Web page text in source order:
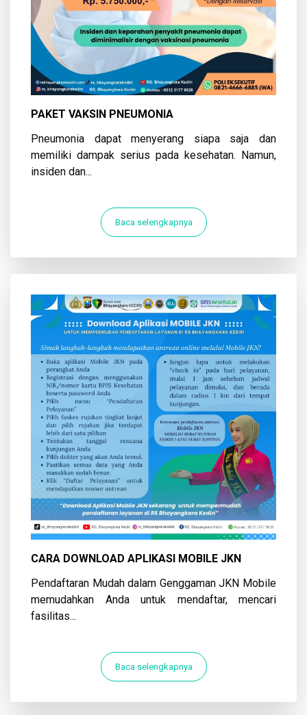
PAKET VAKSIN PNEUMONIA
Pneumonia dapat menyerang siapa saja dan
memiliki dampak serius pada kesehatan. Namun,
insiden dan...
Baca selengkapnya
CARA DOWNLOAD APLIKASI MOBILE JKN
Pendaftaran Mudah dalam Genggaman JKN Mobile
memudahkan Anda untuk mendaftar, mencari
fasilitas...
Baca selengkapnya